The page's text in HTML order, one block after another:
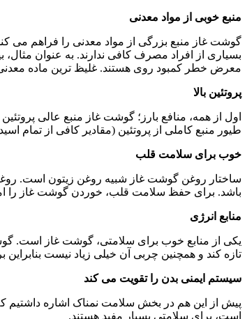
منبع خوبی از مواد معدنی
گوشت غاز منبع بزرگی از مواد معدنی را فراهم می
معرض خطر کمبود روی هستند. غلیظ ترین ماده
پروتئین بالا
طیور منبع کاملی از پروتئین (مقادیر کافی از تمام
خوب برای سلامت قلب
ساختار روغن گوشت غاز شبیه روغن زیتون است.
باشد. برای حفظ سلامت قلب، خوردن گوشت غاز را
منابع انرژی
یکی از منابع خوب برای سلامتی، گوشت غاز است.
تازه کند و همچنین چربی آن خیلی زیاد نیست
سیستم ایمنی بدن را تقویت می کند
است، برای سلامتی بسیار مفید هستند.